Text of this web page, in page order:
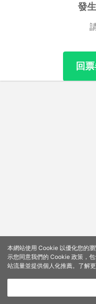
發
回
本網站使用 Cookie 以優化您的
示您同意我們的 Cookie 政策，
站流量並提供個人化推薦。了解